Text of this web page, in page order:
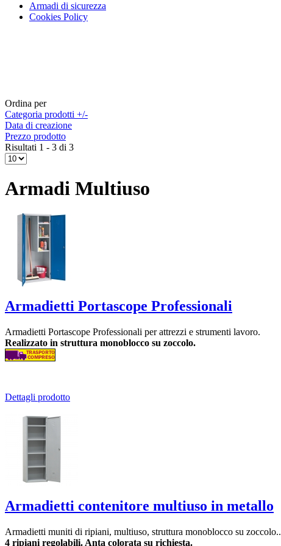
Armadi di sicurezza
Cookies Policy
Ordina per
Categoria prodotti +/-
Data di creazione
Prezzo prodotto
Risultati 1 - 3 di 3
Armadi Multiuso
Armadietti Portascope Professionali
Armadietti Portascope Professionali per attrezzi e strumenti lavoro.
Realizzato in struttura monoblocco su zoccolo.
Dettagli prodotto
Armadietti contenitore multiuso in metallo
Armadietti muniti di ripiani, multiuso, struttura monoblocco su zoccolo..
4 ripiani regolabili. Anta colorata su richiesta.